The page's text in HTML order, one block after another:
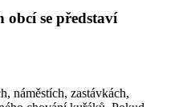
obcí se představí
náměstích, zastávkách,